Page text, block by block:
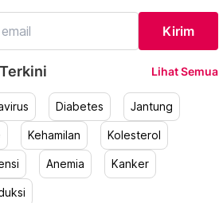
Kirim
Lihat Semua
Diabetes Jantung
Kehamilan Kolesterol
Anemia Kanker